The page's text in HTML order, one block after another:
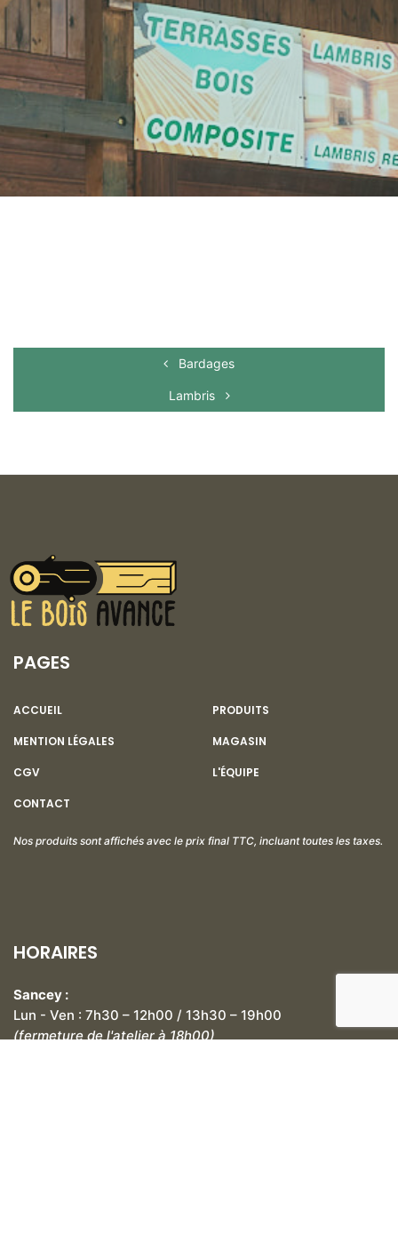
Bardages
Lambris
PAGES
ACCUEIL
MENTION LÉGALES
CGV
CONTACT
PRODUITS
MAGASIN
L'ÉQUIPE
Nos produits sont affichés avec le prix final TTC, incluant toutes les taxes.
HORAIRES
Sancey :
Lun - Ven : 7h30 – 12h00 / 13h30 – 19h00
(fermeture de l'atelier à 18h00)